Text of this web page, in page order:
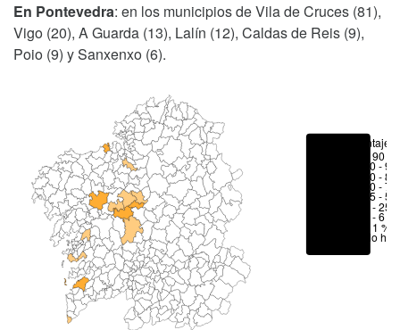
En Pontevedra: en los municipios de Vila de Cruces (81),
Vigo (20), A Guarda (13), Lalín (12), Caldas de Reis (9),
Poio (9) y Sanxenxo (6).
Porcentajes
> 90 %
80 -
70 -
50 -
25 -
6 - 25
1 - 6 %
< 1 %
No hay